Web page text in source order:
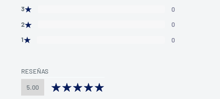
3★
0
2★
0
1★ 0
RESEÑAS
5.00